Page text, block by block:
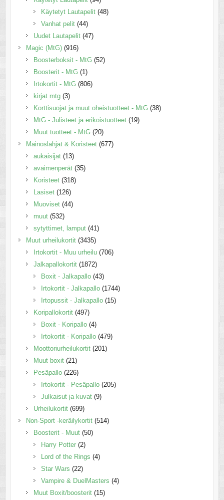
Käytetyt Lautapelit (48)
Vanhat pelit (44)
Uudet Lautapelit (47)
Magic (MtG) (916)
Boosterboksit - MtG (52)
Boosterit - MtG (1)
Irtokortit - MtG (806)
kirjat mtg (3)
Korttisuojat ja muut oheistuotteet - MtG (38)
MtG - Julisteet ja erikoistuotteet (19)
Muut tuotteet - MtG (20)
Mainoslahjat & Koristeet (677)
aukaisijat (13)
avaimenperät (35)
Koristeet (318)
Lasiset (126)
Muoviset (44)
muut (532)
sytyttimet, lamput (41)
Muut urheilukortit (3435)
Irtokortit - Muu urheilu (706)
Jalkapallokortit (1872)
Boxit - Jalkapallo (43)
Irtokortit - Jalkapallo (1744)
Irtopussit - Jalkapallo (15)
Koripallokortit (497)
Boxit - Koripallo (4)
Irtokortit - Koripallo (479)
Moottoriurheilukortit (201)
Muut boxit (21)
Pesäpallo (226)
Irtokortit - Pesäpallo (205)
Julkaisut ja kuvat (9)
Urheilukortit (699)
Non-Sport -keräilykortit (514)
Boosterit - Muut (50)
Harry Potter (2)
Lord of the Rings (4)
Star Wars (22)
Vampire & DuelMasters (4)
Muut Boxit/boosterit (15)